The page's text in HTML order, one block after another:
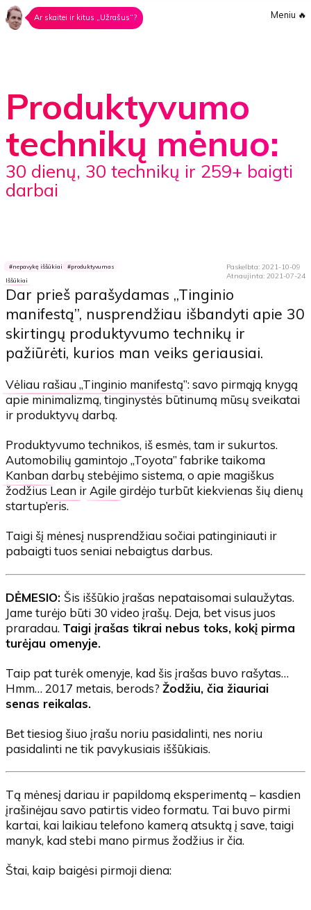
Ar skaitei ir kitus „Užrašus“? Meniu 🔥
Produktyvumo
technikų mėnuo:
30 dienų, 30 technikų ir 259+ baigti
darbai
Paskelbta: 2021-10-09
Atnaujinta: 2021-07-24
nepavykę iššūkiai produktyvumas
Iššūkiai
Dar prieš parašydamas „Tinginio
manifestą”, nusprendžiau išbandyti apie 30
skirtingų produktyvumo technikų ir
pažiūrėti, kurios man veiks geriausiai.
Vėliau rašiau „Tinginio manifestą”:savo pirmąją knygą
apie minimalizmą, tinginystės būtinumą mūsų sveikatai
ir produktyvų darbą.
Produktyvumo technikos, iš esmės, tam ir sukurtos.
Automobilių gamintojo „Toyota” fabrike taikoma
Kanban darbų stebėjimo sistema, o apie magiškus
žodžiusLean irAgile girdėjo turbūt kiekvienas šių dienų
startup’eris.
Taigi šį mėnesį nusprendžiau sočiai patinginiauti ir
pabaigti tuos seniai nebaigtus darbus.
DĖMESIO: Šis iššūkio įrašas nepataisomai sulaužytas.
Jame turėjo būti 30 video įrašų. Deja, bet visus juos
praradau. Taigi įrašas tikrai nebus toks, kokį pirma
turėjau omenyje.
Taip pat turėk omenyje, kad šis įrašas buvo rašytas…
Hmm… 2017 metais, berods?Žodžiu, čia žiauriai
senas reikalas.
Bet tiesiog šiuo įrašu noriu pasidalinti, nes noriu
pasidalinti ne tik pavykusiais iššūkiais.
Tą mėnesį dariau ir papildomą eksperimentą – kasdien
įrašinėjau savo patirtis video formatu. Tai buvo pirmi
kartai, kai laikiau telefono kamerą atsuktą į save, taigi
manyk, kad stebi mano pirmus žodžius ir čia.
Štai, kaip baigėsi pirmoji diena: